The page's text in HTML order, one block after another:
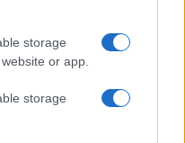
storage
or app.
storage
elkerülésében
- július 30-ra